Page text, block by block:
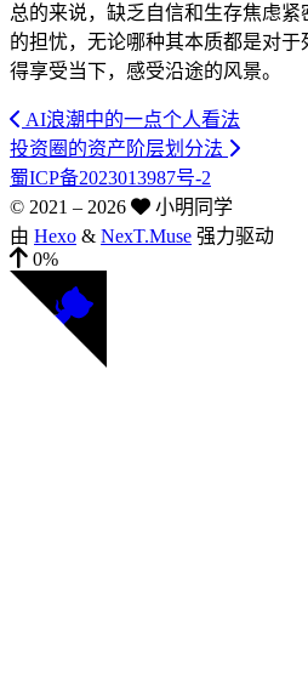
总的来说，缺乏自信和生存焦虑
的担忧，无论哪种其本质都是对
得享受当下，感受沿途的风景。
AI浪潮中的一点个人看法
投资圈的资产阶层划分法
蜀ICP备2023013987号-2
© 2021 – 2026
小明同学
由 Hexo & NexT.Muse 强力驱动
0%